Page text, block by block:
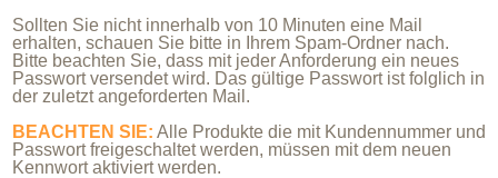
Sollten Sie nicht innerhalb von 10 Minuten eine Mail
erhalten, schauen Sie bitte in Ihrem Spam-Ordner nach.
Bitte beachten Sie, dass mit jeder Anforderung ein neues
Passwort versendet wird. Das gültige Passwort ist folglich in
der zuletzt angeforderten Mail.
BEACHTEN SIE: Alle Produkte die mit Kundennummer und
Passwort freigeschaltet werden, müssen mit dem neuen
Kennwort aktiviert werden.